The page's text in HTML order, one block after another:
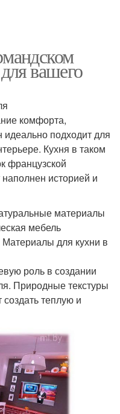
вашего
комфорта,
идеально подходит для
Кухня в таком
французской
историей и
материалы
мебель
для кухни в
роль в создании
Природные текстуры
создать теплую и